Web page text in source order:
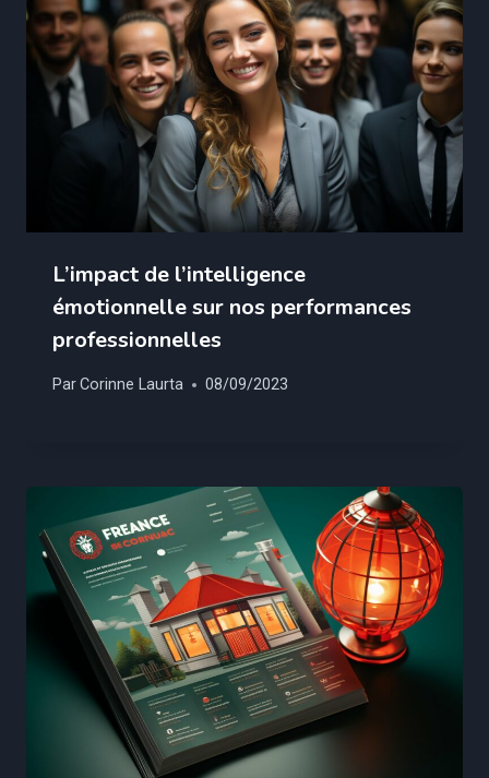
L’impact de l’intelligence
émotionnelle sur nos performances
professionnelles
ParCorinne Laurta 08/09/2023